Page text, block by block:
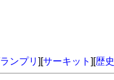
ンプリ ][サーキット ][歴史